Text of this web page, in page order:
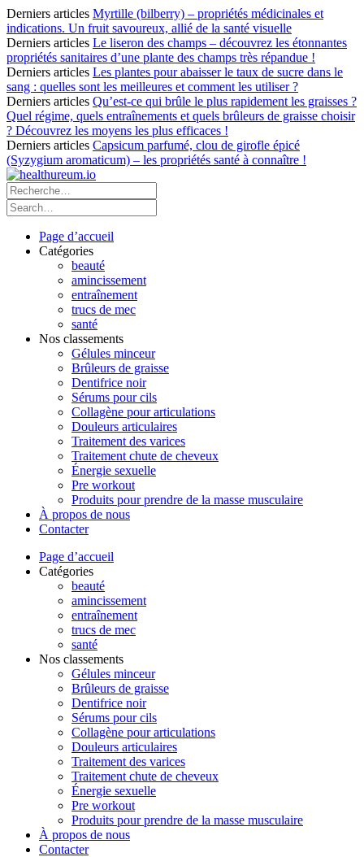
Derniers articles Myrtille (bilberry) – propriétés médicinales et
indications. Un fruit savoureux, allié de la santé visuelle
Derniers articles Le liseron des champs – découvrez les étonnantes
propriétés sanitaires d’une plante des champs très répandue !
Derniers articles Les plantes pour abaisser le taux de sucre dans le
sang : quelles sont les meilleures et comment les utiliser ?
Derniers articles Qu’est-ce qui brûle le plus rapidement les graisses ?
Quel régime, quels entraînements et quels brûleurs de graisse choisir
? Découvrez les moyens les plus efficaces !
Derniers articles Capsicum parfumé, clou de girofle épicé
(Syzygium aromaticum) – les propriétés santé à connaître !
Page d’accueil
Catégories
beauté
amincissement
entraînement
trucs de mec
santé
Nos classements
Gélules minceur
Brûleurs de graisse
Dentifrice noir
Sérums pour cils
Collagène pour articulations
Douleurs articulaires
Traitement des varices
Traitement chute de cheveux
Énergie sexuelle
Pre workout
Produits pour prendre de la masse musculaire
À propos de nous
Contacter
Page d’accueil
Catégories
beauté
amincissement
entraînement
trucs de mec
santé
Nos classements
Gélules minceur
Brûleurs de graisse
Dentifrice noir
Sérums pour cils
Collagène pour articulations
Douleurs articulaires
Traitement des varices
Traitement chute de cheveux
Énergie sexuelle
Pre workout
Produits pour prendre de la masse musculaire
À propos de nous
Contacter